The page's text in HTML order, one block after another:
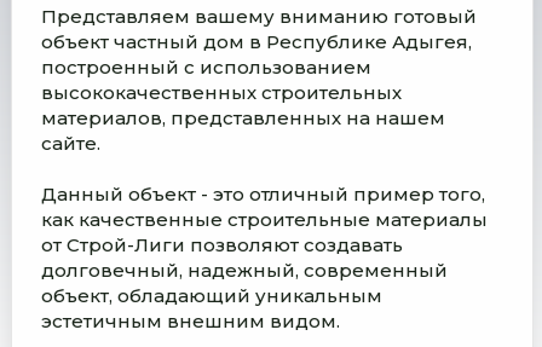
Представляем вашему вниманию готовый
объект частный дом в Республике Адыгея,
построенный с использованием
высококачественных строительных
материалов, представленных на нашем
сайте.
Данный объект - это отличный пример того,
как качественные строительные материалы
от Строй-Лиги позволяют создавать
долговечный, надежный, современный
объект, обладающий уникальным
эстетичным внешним видом.